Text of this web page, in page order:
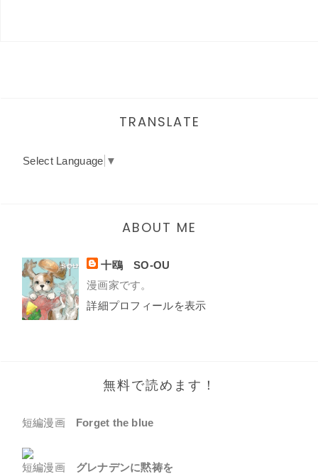
TRANSLATE
Select Language ▼
ABOUT ME
十鴎 SO-OU
漫画家です。
詳細プロフィールを表示
無料で読めます！
短編漫画 Forget the blue
短編漫画 グレナデンに黙祷を